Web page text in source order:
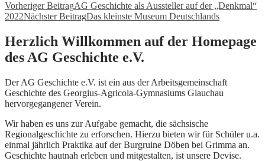
Vorheriger BeitragAG Geschichte als Aussteller auf der „Denkmal“
2022Nächster BeitragDas kleinste Museum Deutschlands
Herzlich Willkommen auf der Homepage
des AG Geschichte e.V.
Der AG Geschichte e.V. ist ein aus der Arbeitsgemeinschaft
Geschichte des Georgius-Agricola-Gymnasiums Glauchau
hervorgegangener Verein.
Wir haben es uns zur Aufgabe gemacht, die sächsische
Regionalgeschichte zu erforschen. Hierzu bieten wir für Schüler u.a.
einmal jährlich Praktika auf der Burgruine Döben bei Grimma an.
Geschichte hautnah erleben und mitgestalten, ist unsere Devise.